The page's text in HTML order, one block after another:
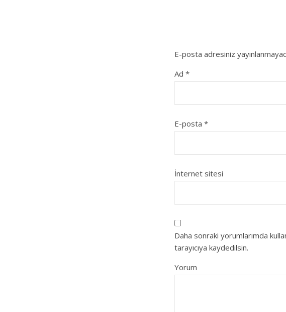
E-posta adresiniz
Ad *
E-posta *
İnternet sitesi
Daha sonraki yorumlarımda
tarayıcıya kaydedilsin.
Yorum